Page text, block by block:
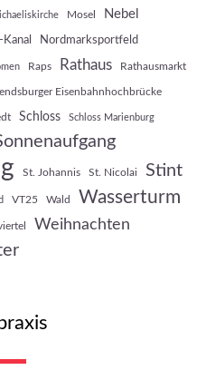
Mosel Nebel
Nordmarksportfeld
Raps Rathaus Rathausmarkt
Eisenbahnhochbrücke
Schloss Schloss Marienburg
St. Johannis St. Nicolai Stint
VT25 Wald Wasserturm
Weihnachten